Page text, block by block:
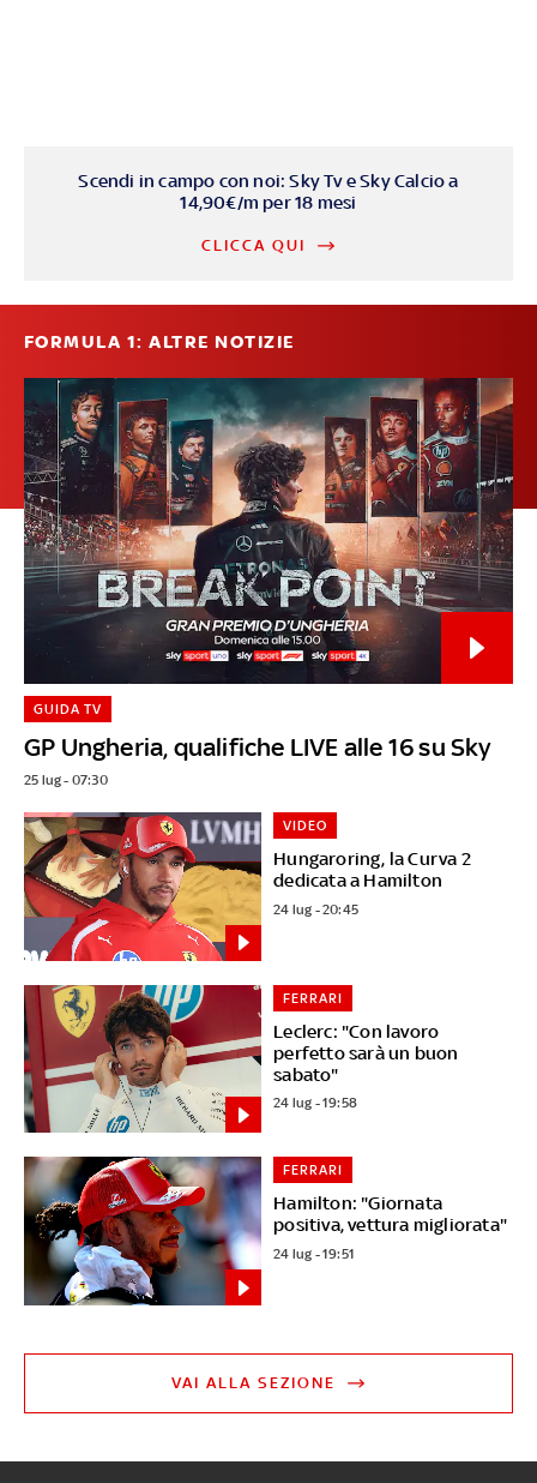
Scendi in campo con noi: Sky Tv e Sky Calcio a
14,90€/m per 18 mesi
CLICCA QUI
FORMULA 1: ALTRE NOTIZIE
GP Ungheria, qualifiche LIVE alle 16 su Sky
GUIDA TV
25 lug - 07:30
Hungaroring, la Curva 2
dedicata a Hamilton
VIDEO
24 lug - 20:45
Leclerc: "Con lavoro
perfetto sarà un buon
sabato"
FERRARI
24 lug - 19:58
Hamilton: "Giornata
positiva, vettura migliorata"
FERRARI
24 lug - 19:51
VAI ALLA SEZIONE